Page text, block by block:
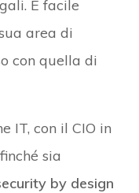
È facile
area di
con quella di
IT, con il CIO in
sia
by design